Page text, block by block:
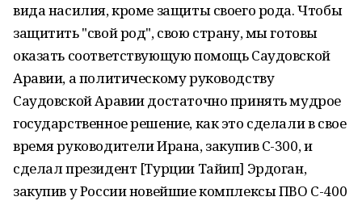
вида насилия, кроме защиты своего рода. Чтобы
защитить "свой род", свою страну, мы готовы
оказать соответствующую помощь Саудовской
Аравии, а политическому руководству
Саудовской Аравии достаточно принять мудрое
государственное решение, как это сделали в свое
время руководители Ирана, закупив С-300, и
сделал президент [Турции Тайип] Эрдоган,
закупив у России новейшие комплексы ПВО С-400